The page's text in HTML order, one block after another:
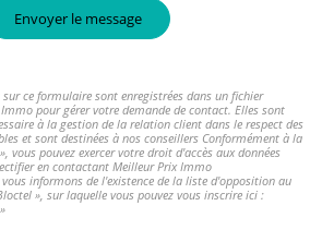
Envoyer le message
ce formulaire sont enregistrées dans un fichier
pour gérer votre demande de contact. Elles sont
à la gestion de la relation client dans le respect des
et sont destinées à nos conseillers Conformément à la
vous pouvez exercer votre droit d'accès aux données
en contactant Meilleur Prix Immo
informons de l'existence de la liste d'opposition au
», sur laquelle vous pouvez vous inscrire ici :